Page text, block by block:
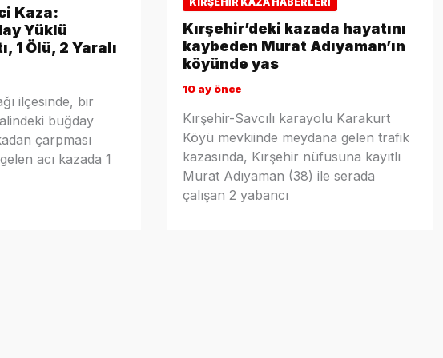
Kaza:
Yüklü
1 Ölü, 2 Yaralı
ilçesinde, bir
buğday
çarpması
acı kazada 1
Kırşehir’deki kazada hayatını
kaybeden Murat Adıyaman’ın
köyünde yas
10 ay önce
Kırşehir-Savcılı karayolu Karakurt
Köyü mevkiinde meydana gelen trafik
kazasında, Kırşehir nüfusuna kayıtlı
Murat Adıyaman (38) ile serada
çalışan 2 yabancı